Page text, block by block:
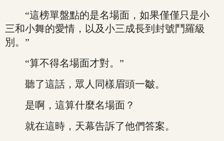
“這榜單盤點的是名場面，如果僅僅只是小
三和小舞的愛情，以及小三成長到封號鬥羅級
別。”
“算不得名場面才對。”
聽了這話，眾人同樣眉頭一皺。
是啊，這算什麼名場面？
就在這時，天幕告訴了他們答案。